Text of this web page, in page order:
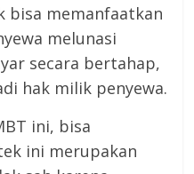
bisa memanfaatkan
melunasi
secara bertahap,
hak milik penyewa.
ini, bisa
ini merupakan